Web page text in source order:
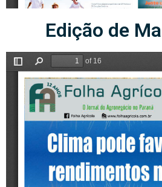
Edição de